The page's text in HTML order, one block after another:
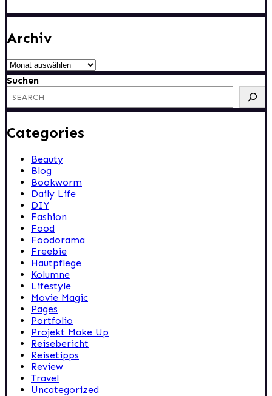
Archiv
Archiv
Suchen
Categories
Beauty
Blog
Bookworm
Daily Life
DIY
Fashion
Food
Foodorama
Freebie
Hautpflege
Kolumne
Lifestyle
Movie Magic
Pages
Portfolio
Projekt Make Up
Reisebericht
Reisetipps
Review
Travel
Uncategorized